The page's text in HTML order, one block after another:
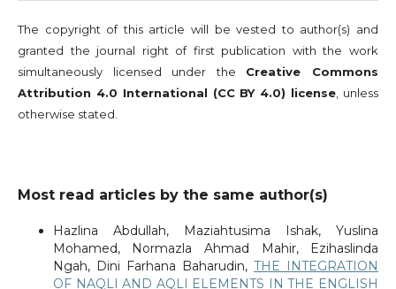
The copyright of this article will be vested to author(s) and
granted the journal right of first publication with the work
simultaneously licensed under the Creative Commons
Attribution 4.0 International (CC BY 4.0) license , unless
otherwise stated.
Most read articles by the same author(s)
Hazlina Abdullah, Maziahtusima Ishak, Yuslina
Mohamed, Normazla Ahmad Mahir, Ezihaslinda
Ngah, Dini Farhana Baharudin,THE INTEGRATION
OF NAQLI AND AQLI ELEMENTS IN THE ENGLISH